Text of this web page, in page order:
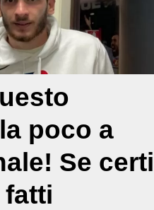
poco a
Se certi